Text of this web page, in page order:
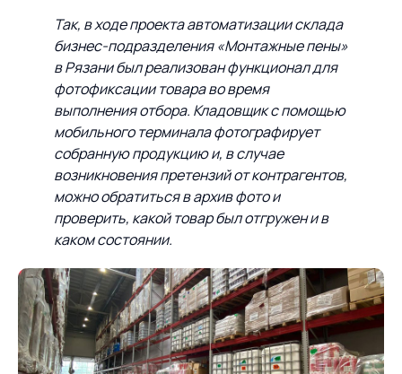
Так, в ходе проекта автоматизации склада
бизнес-подразделения «Монтажные пены»
в Рязани был реализован функционал для
фотофиксации товара во время
выполнения отбора. Кладовщик с помощью
мобильного терминала фотографирует
собранную продукцию и, в случае
возникновения претензий от контрагентов,
можно обратиться в архив фото и
проверить, какой товар был отгружен и в
каком состоянии.